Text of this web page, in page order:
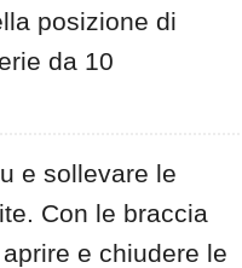
posizione di
da 10
e sollevare le
Con le braccia
e chiudere le